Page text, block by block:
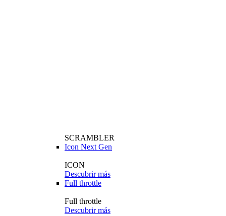
SCRAMBLER
Icon Next Gen
ICON
Descubrir más
Full throttle
Full throttle
Descubrir más